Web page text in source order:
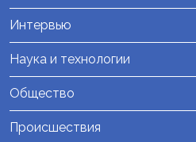
Интервью
Наука и технологии
Общество
Происшествия